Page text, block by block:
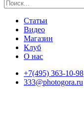
Статьи
Видео
Магазин
Клуб
О нас
+7(495) 363-10-98
333@photogora.ru